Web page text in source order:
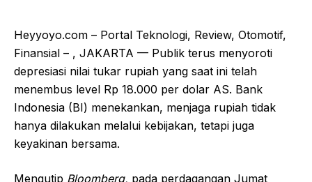
Heyyoyo.com – Portal Teknologi, Review, Otomotif,
Finansial – , JAKARTA — Publik terus menyoroti
depresiasi nilai tukar rupiah yang saat ini telah
menembus level Rp 18.000 per dolar AS. Bank
Indonesia (BI) menekankan, menjaga rupiah tidak
hanya dilakukan melalui kebijakan, tetapi juga
keyakinan bersama.
Mengutip Bloomberg, pada perdagangan Jumat